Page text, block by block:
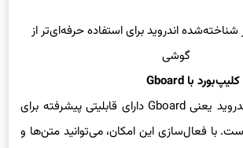
کیبورد پیش‌فرض اندروید یعنی Gboard دارای قابلیتی پیشرفته برای
با فعال‌سازی این امکان، می‌توانید متن‌ها و
یک ساعت نگهداری کرده، ویرایش نموده یا برای